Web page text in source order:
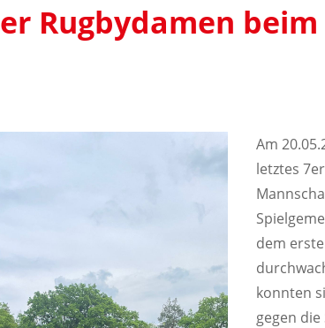
Rugbydamen
Am
letztes
dem
konnten
gegen